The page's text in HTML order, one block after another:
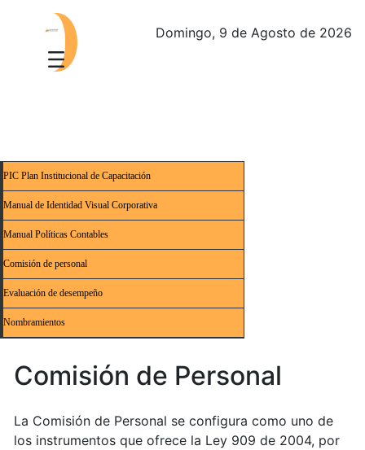
Domingo, 9 de Agosto de 2026
PIC Plan Institucional de Capacitación
Manual de Identidad Visual Corporativa
Manual Políticas Contables
Comisión de personal
Evaluación de desempeño
Nombramientos
Comisión de Personal
La Comisión de Personal se configura como uno de
los instrumentos que ofrece la Ley 909 de 2004, por